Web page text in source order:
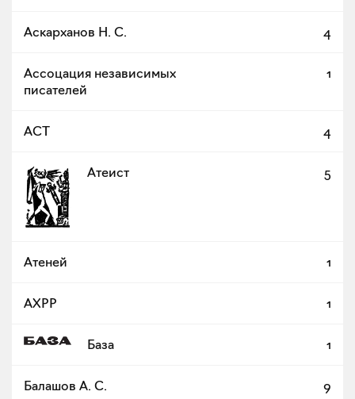
Аскарханов Н. С. 4
Ассоцация независимых
писателей
1
АСТ 4
Атеист 5
Атеней 1
АХРР 1
База 1
Балашов А. С. 9